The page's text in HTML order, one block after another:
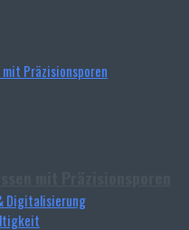
mit Präzisionsporen
Digitalisierung